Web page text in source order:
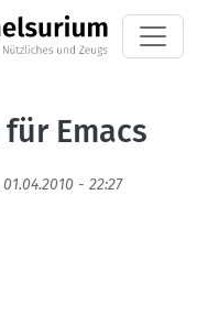
Emacs
01.04.2010 - 22:27